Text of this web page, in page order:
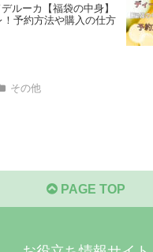
ルーカ【福袋の中身】
！予約方法や購入の仕方
その他
PAGE TOP